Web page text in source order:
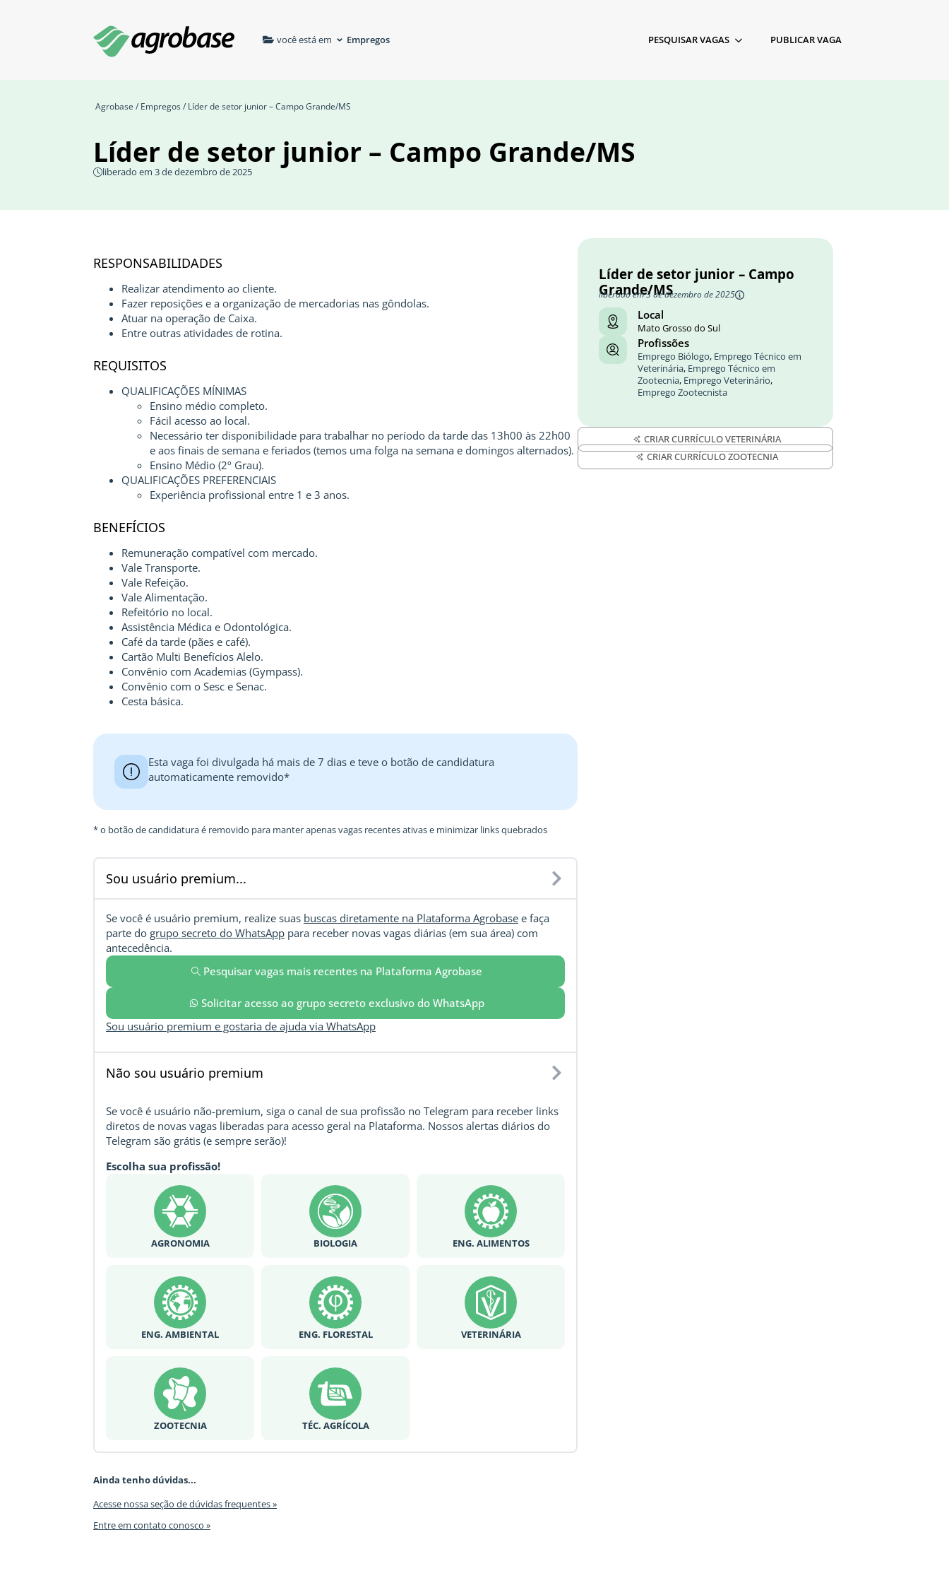
você está em Empregos PESQUISAR VAGAS PUBLICAR VAGA
Agrobase / Empregos/ Líder de setor junior – Campo Grande/MS
Líder de setor junior – Campo Grande/MS
liberado em 3 de dezembro de 2025
RESPONSABILIDADES
Realizar atendimento ao cliente.
Fazer reposições e a organização de mercadorias nas gôndolas.
Atuar na operação de Caixa.
Entre outras atividades de rotina.
REQUISITOS
QUALIFICAÇÕES MÍNIMAS
Ensino médio completo.
Fácil acesso ao local.
Necessário ter disponibilidade para trabalhar no período da tarde das 13h00 às 22h00
e aos finais de semana e feriados (temos uma folga na semana e domingos alternados).
Ensino Médio (2º Grau).
QUALIFICAÇÕES PREFERENCIAIS
Experiência profissional entre 1 e 3 anos.
BENEFÍCIOS
Remuneração compatível com mercado.
Vale Transporte.
Vale Refeição.
Vale Alimentação.
Refeitório no local.
Assistência Médica e Odontológica.
Café da tarde (pães e café).
Cartão Multi Benefícios Alelo.
Convênio com Academias (Gympass).
Convênio com o Sesc e Senac.
Cesta básica.
Esta vaga foi divulgada há mais de 7 dias e teve o botão de candidatura
automaticamente removido*
* o botão de candidatura é removido para manter apenas vagas recentes ativas e minimizar links quebrados
Sou usuário premium...
Se você é usuário premium, realize suas buscas diretamente na Plataforma Agrobase e faça
parte do grupo secreto do WhatsApp para receber novas vagas diárias (em sua área) com
antecedência.
Pesquisar vagas mais recentes na Plataforma Agrobase
Solicitar acesso ao grupo secreto exclusivo do WhatsApp
Sou usuário premium e gostaria de ajuda via WhatsApp
Não sou usuário premium
Se você é usuário não-premium, siga o canal de sua profissão no Telegram para receber links
diretos de novas vagas liberadas para acesso geral na Plataforma. Nossos alertas diários do
Telegram são grátis (e sempre serão)!
Escolha sua profissão!
AGRONOMIA BIOLOGIA ENG. ALIMENTOS
ENG. AMBIENTAL ENG. FLORESTAL VETERINÁRIA
ZOOTECNIA TÉC. AGRÍCOLA
Ainda tenho dúvidas...
Acesse nossa seção de dúvidas frequentes »
Entre em contato conosco »
Líder de setor junior – Campo
Grande/MS
liberado em 3 de dezembro de 2025
Local
Mato Grosso do Sul
Profissões
Emprego Biólogo, Emprego Técnico em
Veterinária, Emprego Técnico em
Zootecnia, Emprego Veterinário,
Emprego Zootecnista
CRIAR CURRÍCULO VETERINÁRIA
CRIAR CURRÍCULO ZOOTECNIA